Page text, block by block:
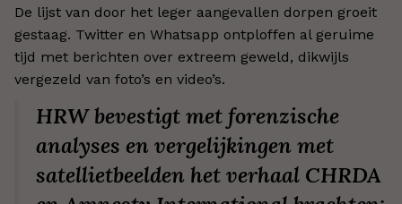
De lijst van door het leger aangevallen dorpen groeit
gestaag. Twitter en Whatsapp ontploffen al geruime
tijd met berichten over extreem geweld, dikwijls
vergezeld van foto’s en video’s.
HRW bevestigt met forenzische
analyses en vergelijkingen met
satellietbeelden het verhaal CHRDA